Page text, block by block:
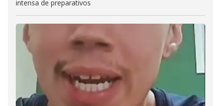
intensa de preparativos